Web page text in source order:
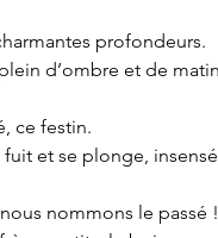
profondeurs.
d’ombre et de
ce festin.
et se plonge,
nommons le passé !